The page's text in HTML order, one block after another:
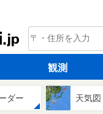
tenki.jp
観測
ダー 天気図